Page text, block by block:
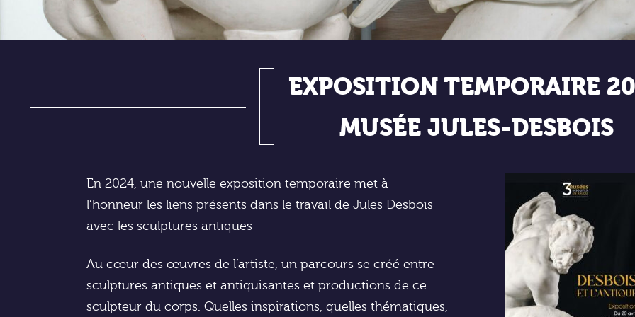
EXPOSITION TEMPORAIRE
MUSÉE JULES-DESBOIS
En 2024, une nouvelle exposition temporaire met à
l’honneur les liens présents dans le travail de Jules Desbois
avec les sculptures antiques
Au cœur des œuvres de l’artiste, un parcours se créé entre
sculptures antiques et antiquisantes et productions de ce
sculpteur du corps. Quelles inspirations, quelles thématiques,